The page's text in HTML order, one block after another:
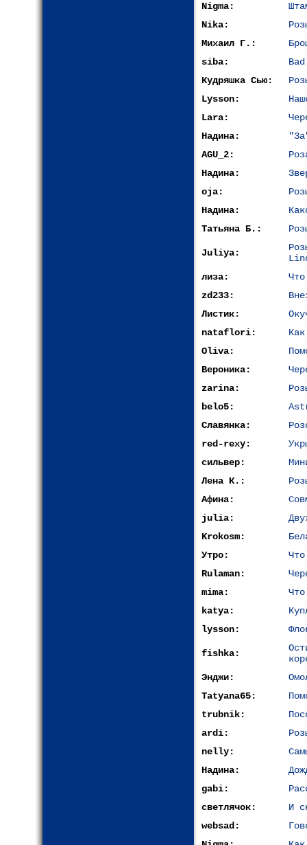
Nigma:
Nika:
Михаил Г.:
siba:
Кудряшка Сью:
Lysson:
Lara:
Надина:
AGU_2:
Надина:
oja:
Надина:
Татьяна Б.:
Juliya:
лиза:
zd233:
Листик:
nataflori:
Oliva:
Вероника:
zarina:
belo5:
Славянка:
red-rexy:
сильвер:
Лена К.:
Афина:
julia:
Krokosm:
Утро:
Rulaman:
mima:
katya:
lysson:
fishka:
Энджи:
Tatyana65:
trubnik:
ardi:
nelly:
Надина:
gabi:
светлячок:
И
websad: